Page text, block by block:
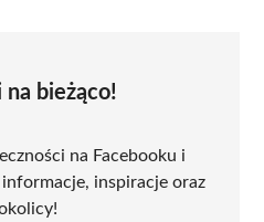
na bieżąco!
na Facebooku i
inspiracje oraz